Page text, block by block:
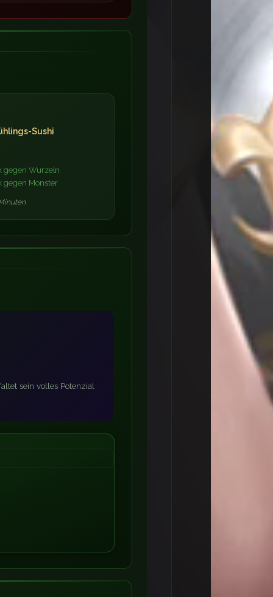
Sushi
gegen Wurzeln
gegen Monster
sein volles Potenzial